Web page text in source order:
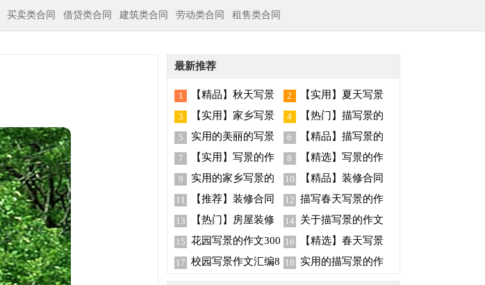
买卖类合同 借贷类合同 建筑类合同 劳动类合同 租售类合同
最新推荐
1
【精品】秋天写景
的作文七篇
2
【实用】夏天写景
的作文汇总7篇
3
【实用】家乡写景
的作文汇编五篇
4
【热门】描写景的
作文300字5篇
5
实用的美丽的写景
作文汇编六篇
6
【精品】描写景的
作文600字四篇
7
【实用】写景的作
文300字合集9篇
8
【精选】写景的作
文300字锦集7篇
9
实用的家乡写景的
作文300字四篇
10
【精品】装修合同
范文集合9篇
11
【推荐】装修合同
范文锦集7篇
12 描写春天写景的作
文汇编9篇
13
【热门】房屋装修
合同模板合集八篇
14
关于描写景的作文
400字五篇
15 花园写景的作文300
字十篇
16
【精选】春天写景
作文锦集7篇
17 校园写景作文汇编8 18 实用的描写景的作